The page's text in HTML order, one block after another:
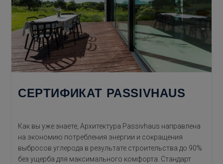
СЕРТИФИКАТ PASSIVHAUS
Как вы уже знаете, Архитектура Passivhaus направлена
на экономию потребления энергии и сокращения
выбросов углерода в результате строительства до 90%
без ущерба для максимального комфорта. Стандарт